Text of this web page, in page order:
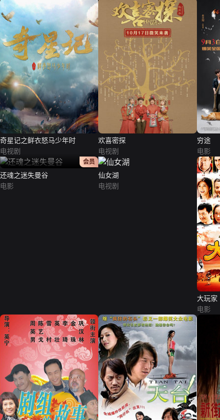
奇星记之鲜衣怒马少年时
电视剧
欢喜密探
电视剧
穷途
电影
正片
会员
还魂之迷失曼谷
电影
仙女湖
电视剧
大玩家
电影